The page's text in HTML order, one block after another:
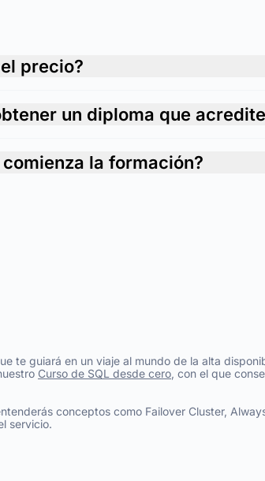
precio?
un diploma que
comienza la formación?
te guiará en un viaje al mundo de la alta
Curso de SQL desde cero, con el que
conceptos como Failover Cluster,
servicio.